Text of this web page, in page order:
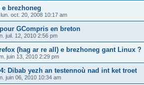
e brezhoneg
lun. oct. 20, 2008 10:17 am
GCompris en breton
juil. 12, 2010 2:56 pm
(hag ar re all) e brezhoneg gant Linux ?
juin 13, 2010 2:29 pm
Dibab yezh an testennoù nad int ket troet
juin 06, 2010 10:34 am